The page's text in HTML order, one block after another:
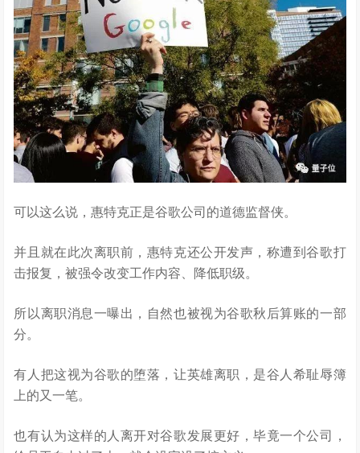
可以这么说，惠特克正是谷歌公司的道德监督侠。
并且就在此次离职前，惠特克还公开发声，称遭到谷歌打
击报复，被强令改变工作内容、降低职级。
所以离职消息一曝出，自然也被视为谷歌秋后算账的一部
分。
有人把这视为谷歌的堕落，让英雄离职，是谷人希耻辱簿
上的又一笔。
也有认为这样的人离开对谷歌发展更好，毕竟一个公司，